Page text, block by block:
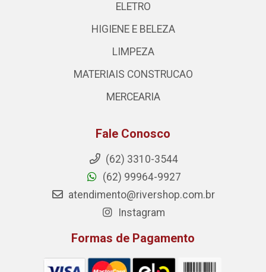
ELETRO
HIGIENE E BELEZA
LIMPEZA
MATERIAIS CONSTRUCAO
MERCEARIA
Fale Conosco
(62) 3310-3544
(62) 99964-9927
atendimento@rivershop.com.br
Instagram
Formas de Pagamento